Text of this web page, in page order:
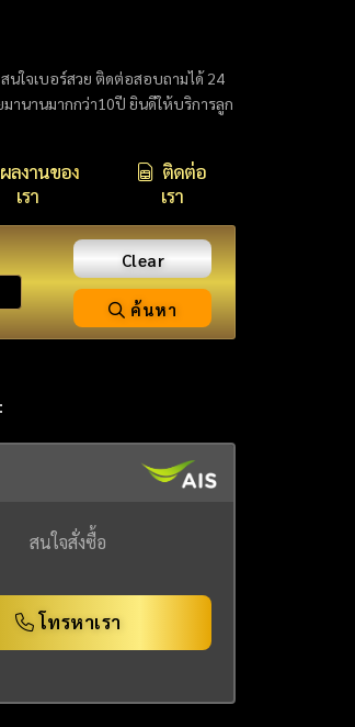
นใจเบอร์สวย ติดต่อสอบถามได้ 24
มานานมากกว่า10ปี ยินดีให้บริการลูก
ผลงานของ
เรา
ติดต่อ
เรา
Clear
ค้นหา
สนใจสั่งซื้อ
โทรหาเรา